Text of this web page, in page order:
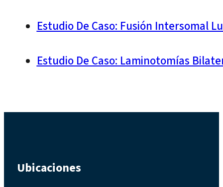
Estudio De Caso: Fusión Intersomal
Estudio De Caso: Laminotomías
Ubicaciones